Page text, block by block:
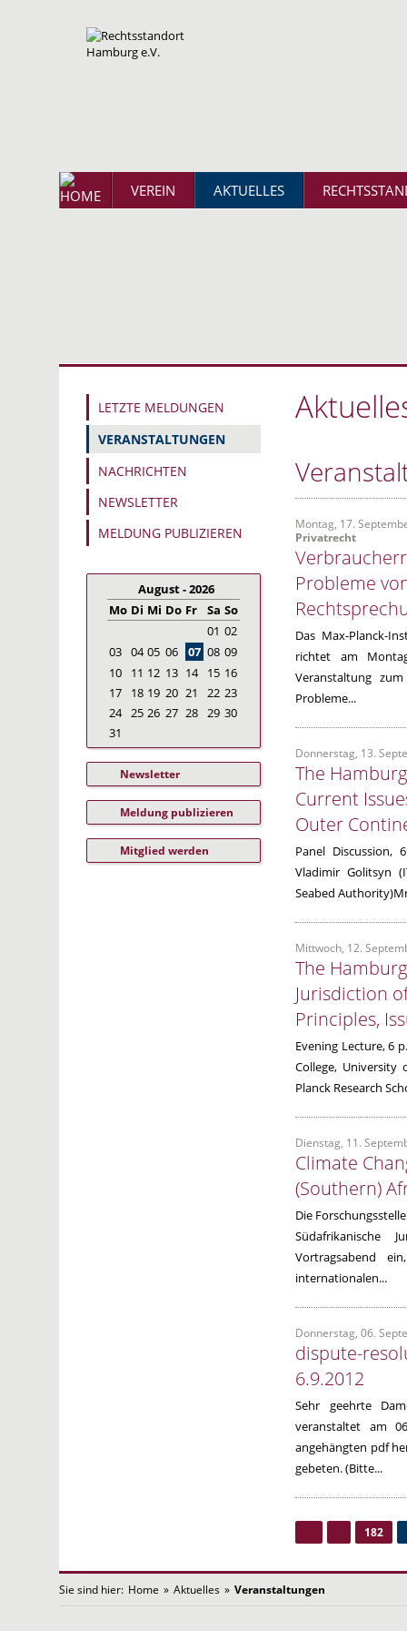
VEREIN AKTUELLES
LETZTE MELDUNGEN
VERANSTALTUNGEN
NACHRICHTEN
NEWSLETTER
MELDUNG PUBLIZIEREN
August - 2026
Mo Di Mi Do Fr Sa So
01 02
03 04 05 06 07 08 09
10
11 12 13 14 15 16
17
18 19 20 21 22 23
24 25 26 27 28 29 30
31
Newsletter
Meldung publizieren
Mitglied werden
Montag, 17.
Privatrecht
Probleme
Das Max-Planck-
richtet am
Veranstaltung
Probleme...
Donnerstag, 13.
The
Current
Outer
Panel Discussion,
Vladimir Golitsyn
Seabed
Mittwoch, 12.
The
Jurisdiction
Principles,
Evening Lecture, 6
College,
Planck Research
Dienstag, 11.
Climate
(Southern)
Die
Südafrikanische
Vortragsabend
internationalen...
Donnerstag, 06.
dispute-
6.9.2012
Sehr geehrte
veranstaltet am
angehängten pdf
gebeten. (Bitte...
182
Sie sind hier: Home » Aktuelles » Veranstaltungen